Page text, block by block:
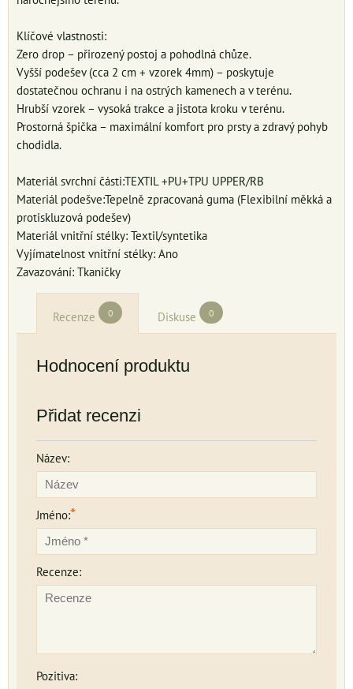
Klíčové vlastnosti:
Zero drop – přirozený postoj a pohodlná chůze.
Vyšší podešev (cca 2 cm + vzorek 4mm) – poskytuje
dostatečnou ochranu i na ostrých kamenech a v terénu.
Hrubší vzorek – vysoká trakce a jistota kroku v terénu.
Prostorná špička – maximální komfort pro prsty a zdravý pohyb
chodidla.
Materiál svrchní části:TEXTIL +PU+TPU UPPER/RB
Materiál podešve:Tepelně zpracovaná guma (Flexibilní měkká a
protiskluzová podešev)
Materiál vnitřní stélky: Textil/syntetika
Vyjímatelnost vnitřní stélky: Ano
Zavazování: Tkaničky
Recenze 0 Diskuse 0
Hodnocení produktu
Přidat recenzi
Název:
Jméno:*
Recenze:
Pozitiva: